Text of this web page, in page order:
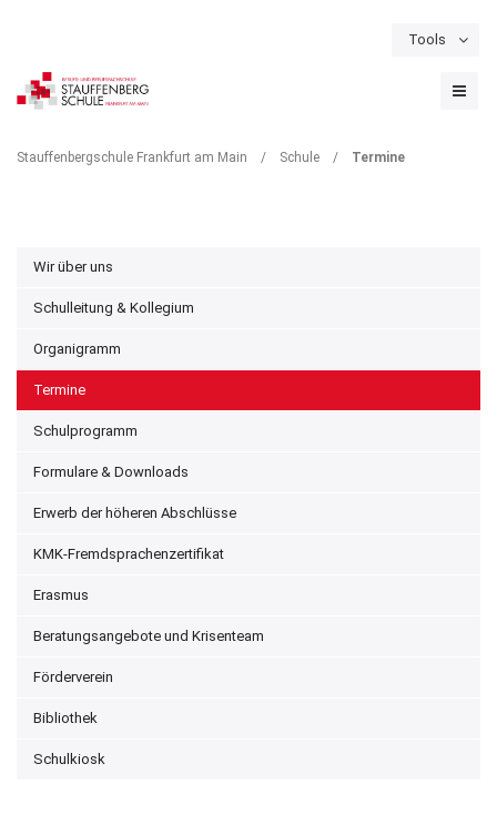
Tools
Schulportal Termine
Stauffenbergschule Frankfurt am Main / Schule / Termine
Wir über uns
Schulleitung & Kollegium
Organigramm
Termine
Schulprogramm
Formulare & Downloads
Erwerb der höheren Abschlüsse
KMK-Fremdsprachenzertifikat
Erasmus
Beratungsangebote und Krisenteam
Förderverein
Bibliothek
Schulkiosk